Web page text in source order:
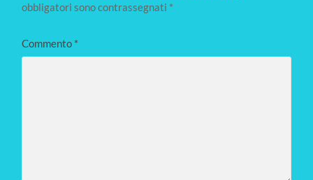
obbligatori sono contrassegnati *
Commento *